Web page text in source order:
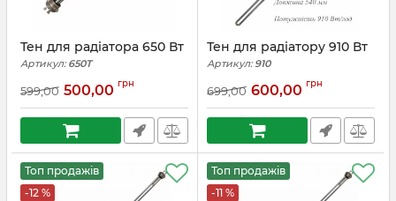
Тен для радіатора 650 Вт
Артикул: 650T
599,00 500,00 грн
Тен для радіатору 910 Вт
Артикул: 910
699,00 600,00 грн
Топ продажів
-12 %
Топ продажів
-11 %